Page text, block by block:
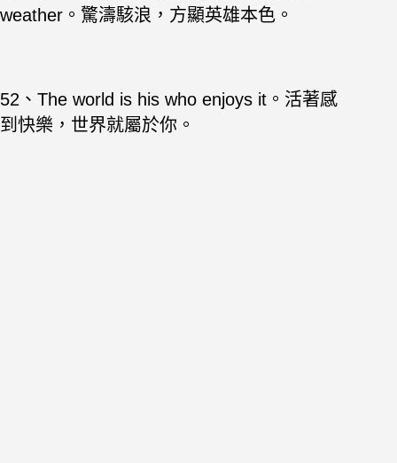
weather。驚濤駭浪，方顯英雄本色。
52、The world is his who enjoys it。活著感
到快樂，世界就屬於你。